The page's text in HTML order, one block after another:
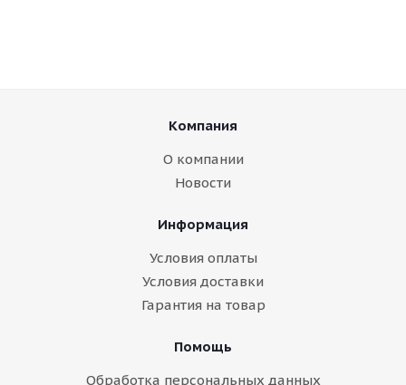
Компания
О компании
Новости
Информация
Условия оплаты
Условия доставки
Гарантия на товар
Помощь
Обработка персональных данных